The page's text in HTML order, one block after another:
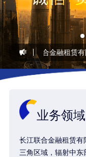
长江联合金融租赁有
业务领域
长江联合金融租赁有
三角区域，辐射中